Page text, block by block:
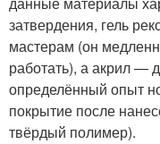
затвердения, гель
мастерам (он
работать), а акрил
определённый опыт
покрытие после
твёрдый полимер).